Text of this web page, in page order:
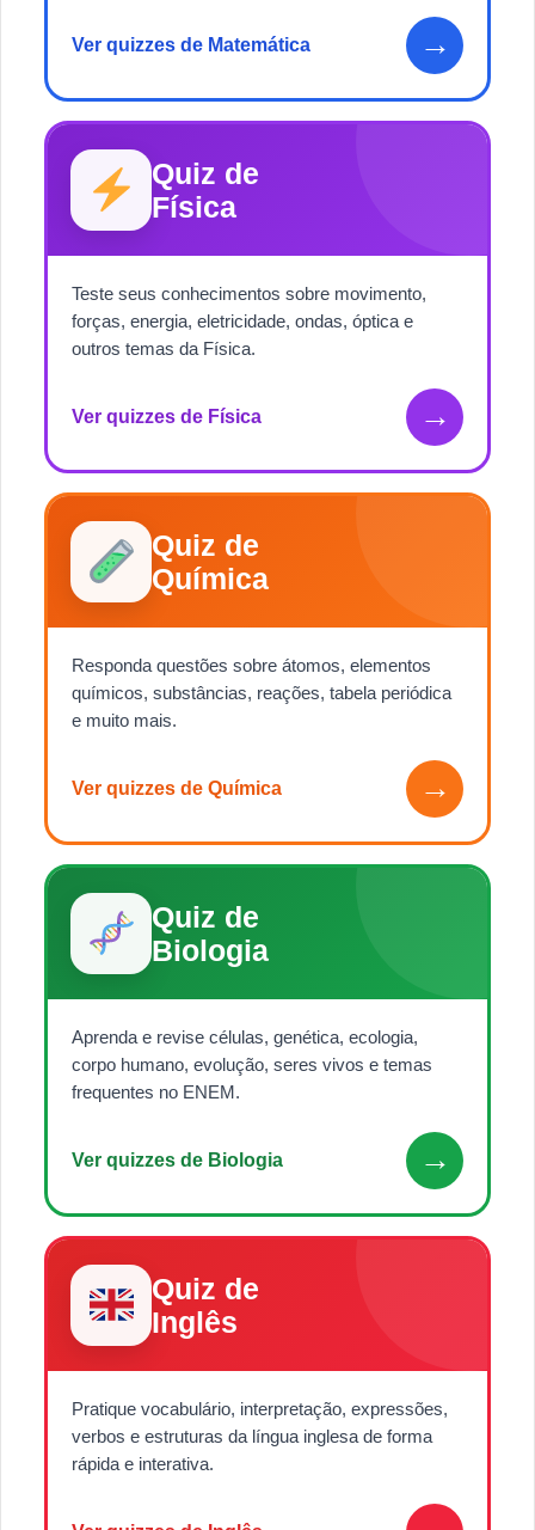
Ver quizzes de Matemática →
Quiz de
Física
Teste seus conhecimentos sobre movimento,
forças, energia, eletricidade, ondas, óptica e
outros temas da Física.
Ver quizzes de Física →
Quiz de
Química
Responda questões sobre átomos, elementos
químicos, substâncias, reações, tabela periódica
e muito mais.
Ver quizzes de Química →
Quiz de
Biologia
Aprenda e revise células, genética, ecologia,
corpo humano, evolução, seres vivos e temas
frequentes no ENEM.
Ver quizzes de Biologia →
Quiz de
Inglês
Pratique vocabulário, interpretação, expressões,
verbos e estruturas da língua inglesa de forma
rápida e interativa.